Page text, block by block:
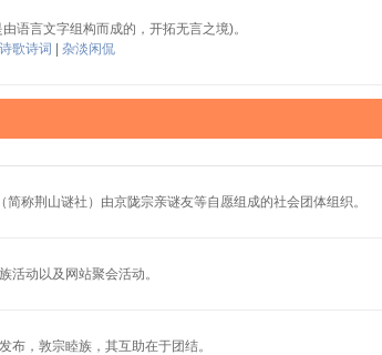
语言文字组构而成的，开拓无言之境)。
诗歌诗词
杂淡闲侃
简称荆山谜社）由京陇宗亲谜友等自愿组成的社会团体组织。
活动以及网站聚会活动。
布，敦宗睦族，其互助在于团结。